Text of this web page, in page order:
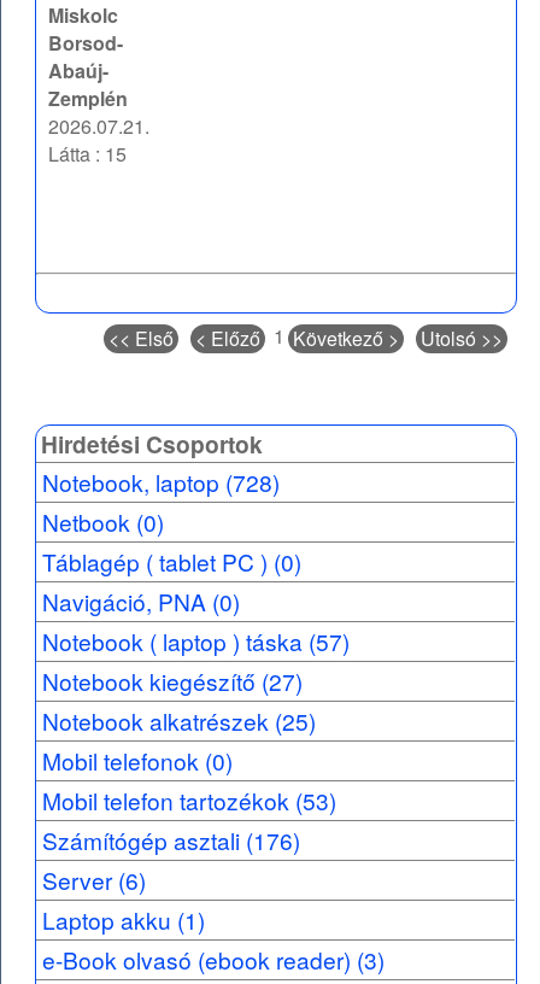
Miskolc
Borsod-
Abaúj-
Zemplén
2026.07.21.
Látta : 15
<< Első < Előző 1 Következő > Utolsó >>
Hirdetési Csoportok
Notebook, laptop (728)
Netbook (0)
Táblagép ( tablet PC ) (0)
Navigáció, PNA (0)
Notebook ( laptop ) táska (57)
Notebook kiegészítő (27)
Notebook alkatrészek (25)
Mobil telefonok (0)
Mobil telefon tartozékok (53)
Számítógép asztali (176)
Server (6)
Laptop akku (1)
e-Book olvasó (ebook reader) (3)